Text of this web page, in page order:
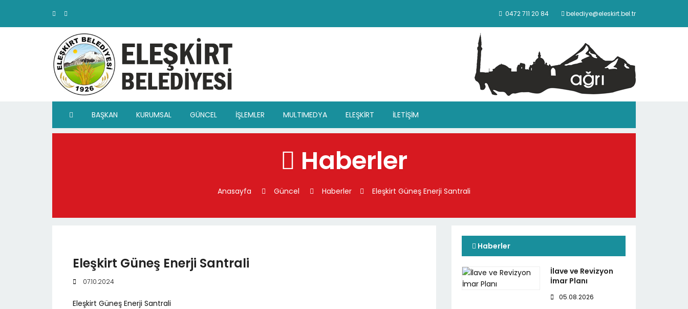
0472 711 20 84 belediye@eleskirt.bel.tr
BAŞKAN KURUMSAL GÜNCEL İŞLEMLER MULTIMEDYA ELEŞKİRT İLETİŞİM
Haberler
Anasayfa Güncel Haberler Eleşkirt Güneş Enerji Santrali
Eleşkirt Güneş Enerji Santrali
07.10.2024
Eleşkirt Güneş Enerji Santrali
Haberler
İlave ve Revizyon
İmar Planı
05.08.2026